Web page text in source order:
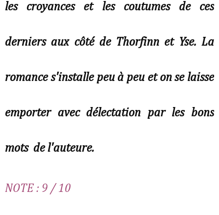
les croyances et les coutumes de ces
derniers aux côté de Thorfinn et Yse. La
romance s'installe peu à peu et on se laisse
emporter avec délectation par les bons
mots de l'auteure.
NOTE : 9 / 10